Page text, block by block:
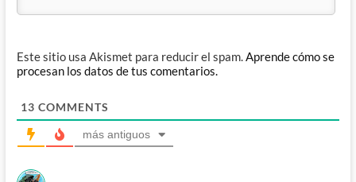
Este sitio usa Akismet para reducir el spam.Aprende cómo se
procesan los datos de tus comentarios.
13 COMMENTS
más antiguos